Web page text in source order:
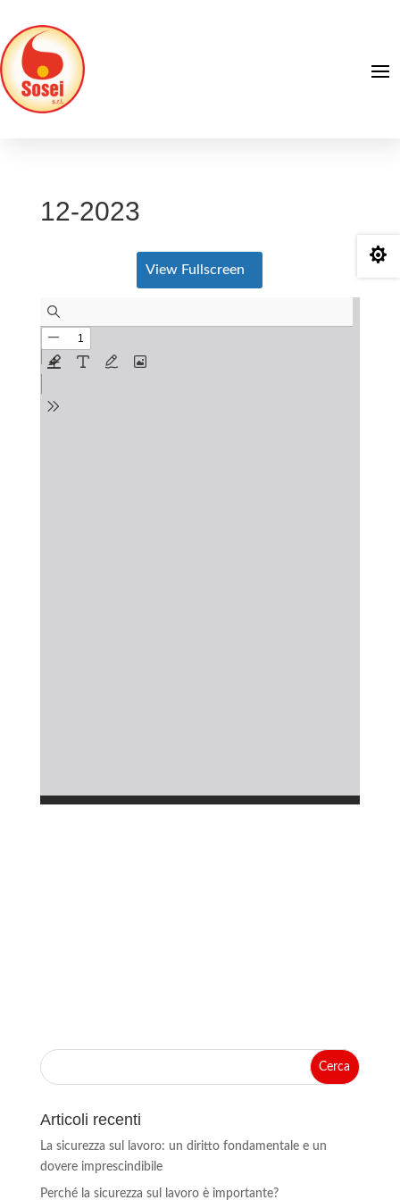
12-2023
View Fullscreen
Articoli recenti
La sicurezza sul lavoro: un diritto fondamentale e un
dovere imprescindibile
Perché la sicurezza sul lavoro è importante?
